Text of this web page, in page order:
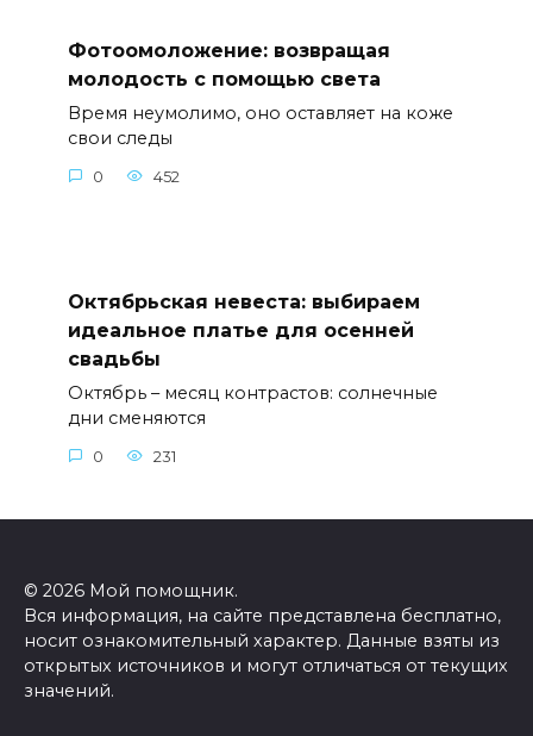
Фотоомоложение: возвращая
молодость с помощью света
Время неумолимо, оно оставляет на коже
свои следы
0 452
Октябрьская невеста: выбираем
идеальное платье для осенней
свадьбы
Октябрь – месяц контрастов: солнечные
дни сменяются
0 231
© 2026 Мой помощник.
Вся информация, на сайте представлена бесплатно,
носит ознакомительный характер. Данные взяты из
открытых источников и могут отличаться от текущих
значений.